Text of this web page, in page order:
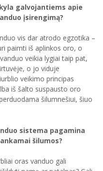
galvojantiems apie
įsirengimą?
vis dar atrodo egzotika –
paimti iš aplinkos oro, o
veikia lygiai taip pat,
o jo viduje
veikimo principas
iš šalto suspausto oro
šilumnešiui, šiuo
sistema pagamina
šilumos?
oras vanduo gali